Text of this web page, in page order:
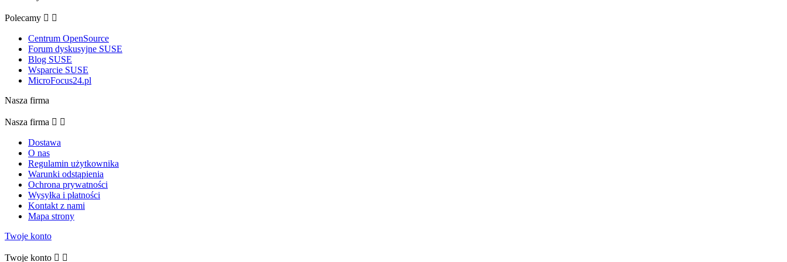
Polecamy  
Centrum OpenSource
Forum dyskusyjne SUSE
Blog SUSE
Wsparcie SUSE
MicroFocus24.pl
Nasza firma
Nasza firma  
Dostawa
O nas
Regulamin użytkownika
Warunki odstąpienia
Ochrona prywatności
Wysyłka i płatności
Kontakt z nami
Mapa strony
Twoje konto
Twoje konto  